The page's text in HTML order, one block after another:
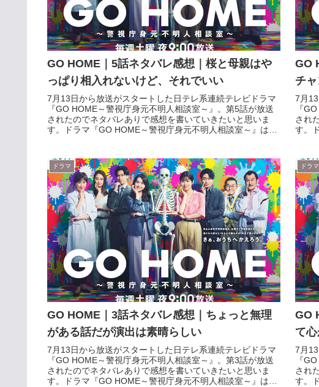
GO HOME｜5話ネタバレ感想｜桜と母親はや
っぱり相入れないけど、それでいい
7月13日から放送がスタートした日テレ系連続テレビドラマ
『GO HOME～警視庁身元不明人相談室～』。第5話が放送
されたのでネタバレありで感想を書いていきたいと思いま
す。ドラマ『GO HOME～警視庁身元不明人相談室～』は
GO
チ
7月
『
され
す。
ドラマ
GO HOME｜3話ネタバレ感想｜ちょっと無理
がある話だが演出は素晴らしい
7月13日から放送がスタートした日テレ系連続テレビドラマ
『GO HOME～警視庁身元不明人相談室～』。第3話が放送
されたのでネタバレありで感想を書いていきたいと思いま
す。ドラマ『GO HOME～警視庁身元不明人相談室～』は
ドラマ
GO
て
7月
『
され
す。